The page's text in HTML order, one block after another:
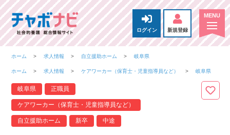
ログイン 新規登録
ホーム 求人情報 自立援助ホーム 岐阜県
ホーム 求人情報 ケアワーカー（保育士・児童指導員など） 岐阜県
岐阜県 正職員
ケアワーカー（保育士・児童指導員など）
自立援助ホーム 新卒 中途